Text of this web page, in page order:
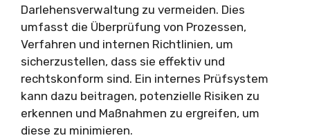
Darlehensverwaltung zu vermeiden. Dies
umfasst die Überprüfung von Prozessen,
Verfahren und internen Richtlinien, um
sicherzustellen, dass sie effektiv und
rechtskonform sind. Ein internes Prüfsystem
kann dazu beitragen, potenzielle Risiken zu
erkennen und Maßnahmen zu ergreifen, um
diese zu minimieren.